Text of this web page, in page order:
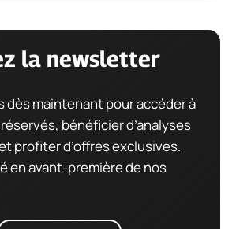
la newsletter
dès maintenant pour accéder à
bénéficier d’analyses
profiter d’offres exclusives.
en avant-première de nos